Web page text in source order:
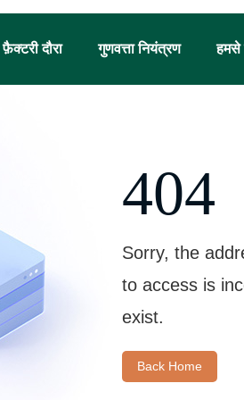
फ़ैक्टरी दौरा गुणवत्ता नियंत्रण हमसे
404
Sorry, the
to access is
exist.
Back Home